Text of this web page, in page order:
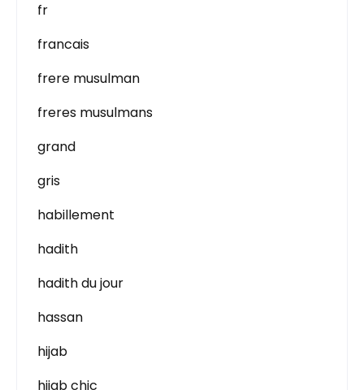
fr
francais
frere musulman
freres musulmans
grand
gris
habillement
hadith
hadith du jour
hassan
hijab
hijab chic